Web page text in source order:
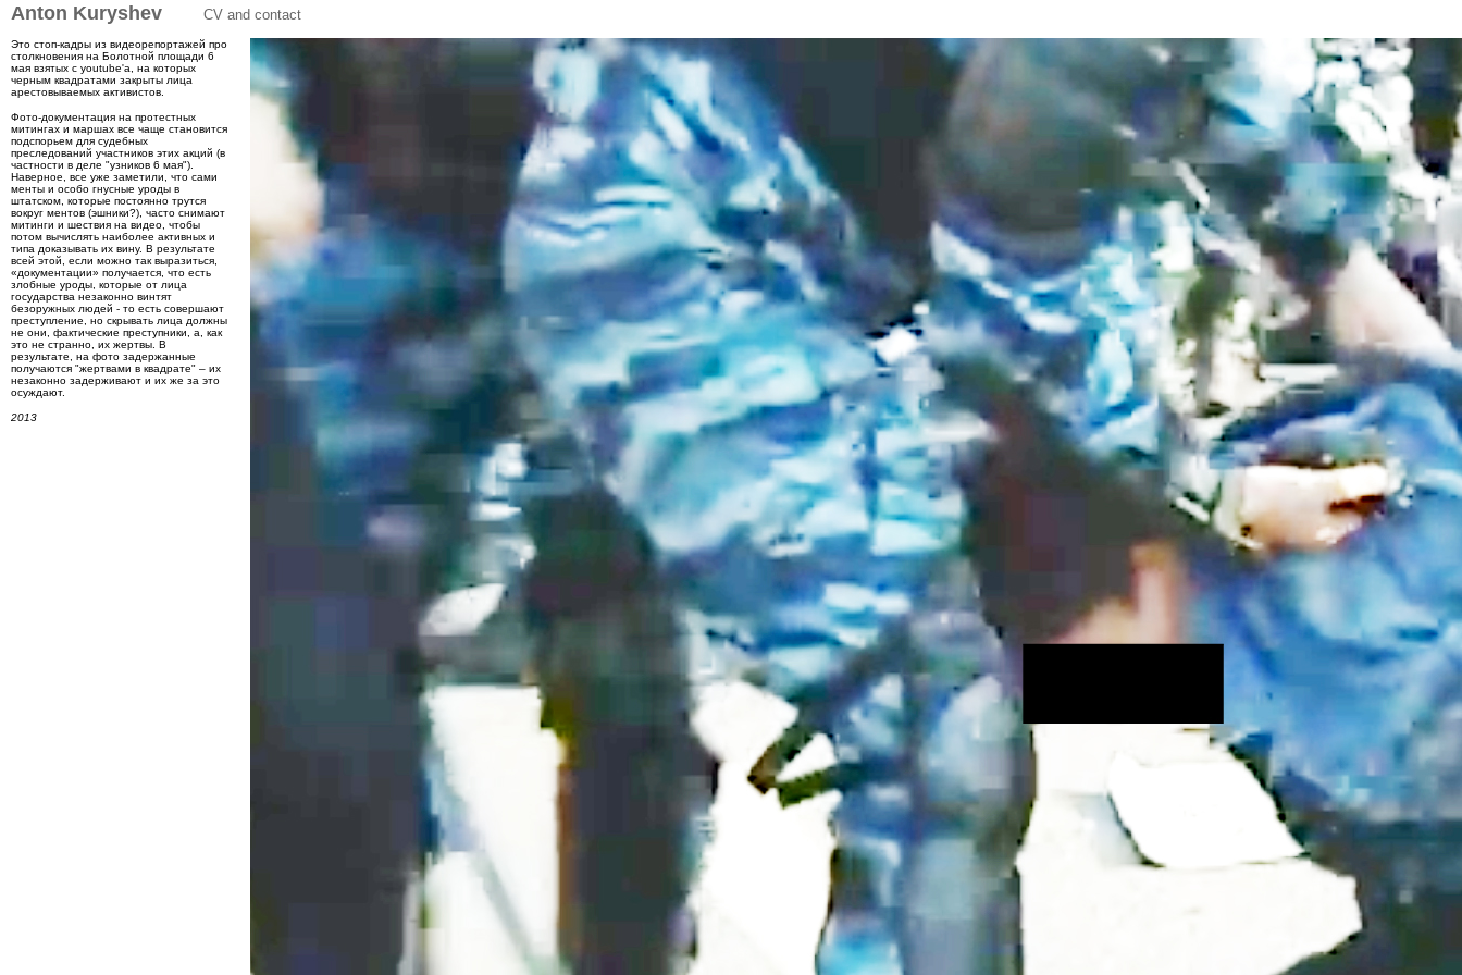
Anton Kuryshev CV and contact
Это стоп-кадры из видеорепортажей про
столкновения на Болотной площади 6
мая взятых с youtube'а, на которых
черным квадратами закрыты лица
арестовываемых активистов.
Фото-документация на протестных
митингах и маршах все чаще становится
подспорьем для судебных
преследований участников этих акций (в
частности в деле "узников 6 мая").
Наверное, все уже заметили, что сами
менты и особо гнусные уроды в
штатском, которые постоянно трутся
вокруг ментов (эшники?), часто снимают
митинги и шествия на видео, чтобы
потом вычислять наиболее активных и
типа доказывать их вину. В результате
всей этой, если можно так выразиться,
«документации» получается, что есть
злобные уроды, которые от лица
государства незаконно винтят
безоружных людей - то есть совершают
преступление, но скрывать лица должны
не они, фактические преступники, а, как
это не странно, их жертвы. В
результате, на фото задержанные
получаются "жертвами в квадрате" – их
незаконно задерживают и их же за это
осуждают.
2013